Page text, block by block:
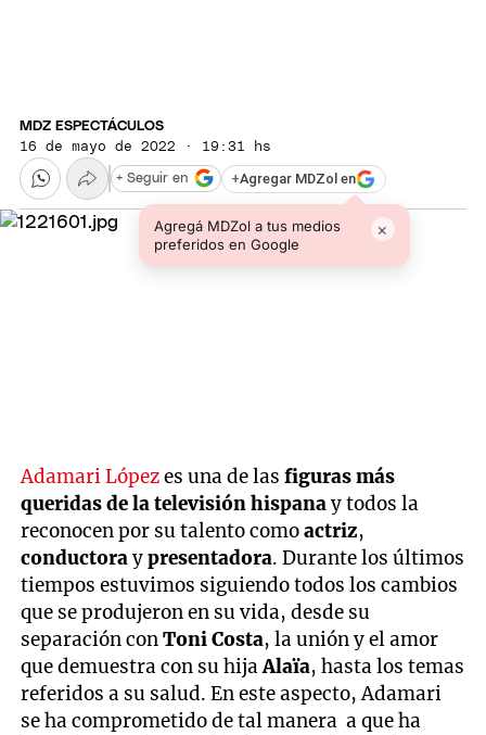
MDZ ESPECTÁCULOS
16 de mayo de 2022 · 19:31 hs
+Agregar MDZol en
Agregá MDZol a tus medios
preferidos en Google
×
+ Seguir en
Adamari Lópezes una de lasfiguras más
queridas de la televisión hispanay todos la
reconocen por su talento comoactriz,
conductoraypresentadora. Durante los últimos
tiempos estuvimos siguiendo todos los cambios
que se produjeron en su vida, desde su
separación conToni Costa, la unión y el amor
que demuestra con su hijaAlaïa, hasta los temas
referidos a su salud. En este aspecto, Adamari
se ha comprometido de tal manera a que ha